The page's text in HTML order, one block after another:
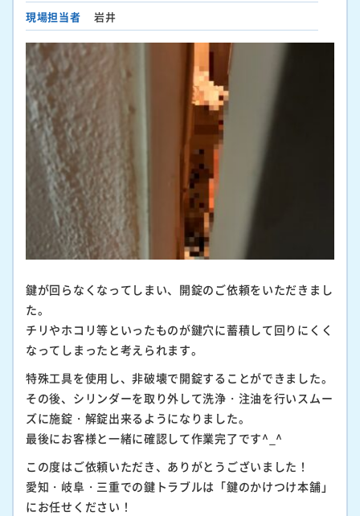
現場担当者 岩井
鍵が回らなくなってしまい、開錠のご依頼をいただきまし
た。
チリやホコリ等といったものが鍵穴に蓄積して回りにくく
なってしまったと考えられます。
特殊工具を使用し、非破壊で開錠することができました。
その後、シリンダーを取り外して洗浄・注油を行いスムー
ズに施錠・解錠出来るようになりました。
最後にお客様と一緒に確認して作業完了です^_^
この度はご依頼いただき、ありがとうございました！
愛知・岐阜・三重での鍵トラブルは「鍵のかけつけ本舗」
にお任せください！